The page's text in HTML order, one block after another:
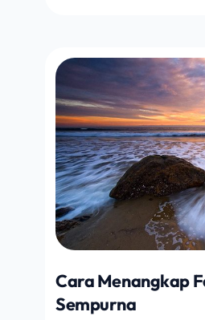
Cara Menangkap
Sempurna